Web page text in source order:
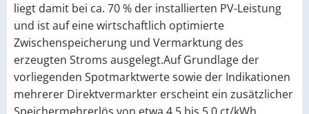
liegt damit bei ca. 70 % der installierten PV-Leistung
und ist auf eine wirtschaftlich optimierte
Zwischenspeicherung und Vermarktung des
erzeugten Stroms ausgelegt.Auf Grundlage der
vorliegenden Spotmarktwerte sowie der Indikationen
mehrerer Direktvermarkter erscheint ein zusätzlicher